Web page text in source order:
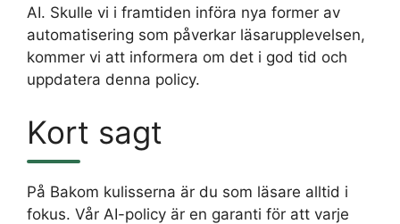
AI. Skulle vi i framtiden införa nya former av
automatisering som påverkar läsarupplevelsen,
kommer vi att informera om det i god tid och
uppdatera denna policy.
Kort sagt
På Bakom kulisserna är du som läsare alltid i
fokus. Vår AI-policy är en garanti för att varje